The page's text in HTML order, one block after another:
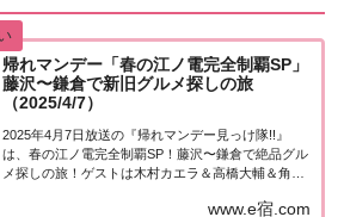
帰れマンデー「春の江ノ電完全制覇SP」
藤沢〜鎌倉で新旧グルメ探しの旅
（2025/4/7）
2025年4月7日放送の『帰れマンデー見っけ隊!!』
は、春の江ノ電完全制覇SP！藤沢〜鎌倉で絶品グル
メ探しの旅！ゲストは木村カエラ＆高橋大輔＆角田
ぎり福を目指します！紹介された情報をまとめまし
www.e宿.com